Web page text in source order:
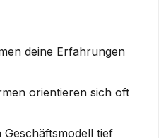
deine Erfahrungen
orientieren sich oft
tief